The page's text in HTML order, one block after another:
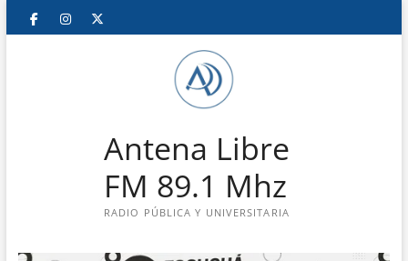
Saltar
FacebookInstagram
Antena Libre
FM 89.1 Mhz
RADIO PÚBLICA Y UNIVERSITARIA